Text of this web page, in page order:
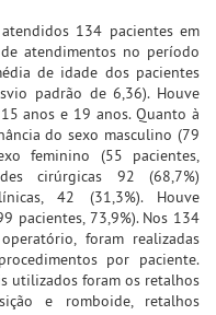
134 pacientes em
atendimentos no período
de idade dos pacientes
padrão de 6,36). Houve
anos e 19 anos. Quanto à
do sexo masculino (79
feminino (55 pacientes,
cirúrgicas 92 (68,7%)
42 (31,3%). Houve
pacientes, 73,9%). Nos 134
foram realizadas
por paciente.
utilizados foram os retalhos
e romboide, retalhos